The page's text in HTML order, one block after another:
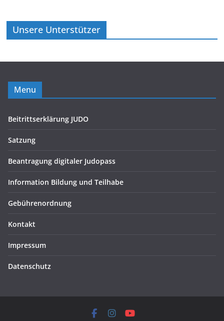
Unsere Unterstützer
Menu
Beitrittserklärung JUDO
Satzung
Beantragung digitaler Judopass
Information Bildung und Teilhabe
Gebührenordnung
Kontakt
Impressum
Datenschutz